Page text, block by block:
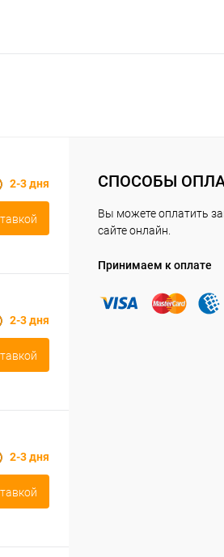
2-3 дня
2-3 дня
2-3 дня
СПОСОБЫ
Вы можете оплатить
сайте онлайн.
Принимаем к оплате